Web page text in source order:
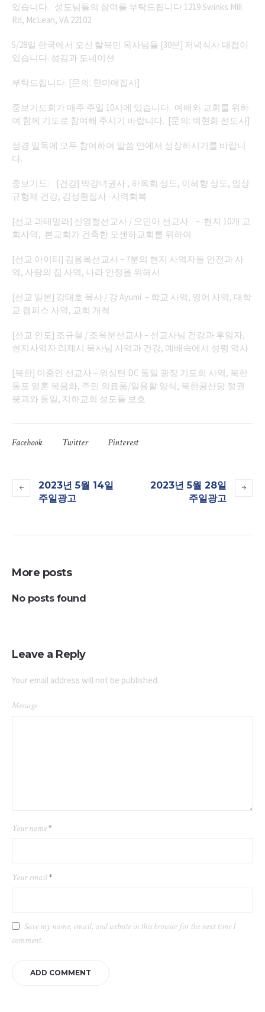
있습니다. 성도님들의 참여를 부탁드립니다.1219 Swinks Mill
Rd, McLean, VA 22102
5/28일 한국에서 오신 탈북민 목사님들 [30분] 저녁식사 대접이
있습니다. 섬김과 도네이션
부탁드립니다. [문의: 한미애집사]
중보기도회가 매주 주일 10시에 있습니다. 예배와 교회를 위하
여 함께 기도로 참여해 주시기 바랍니다. [문의: 백현화 전도사]
성경 일독에 모두 참여하여 말씀 안에서 성장하시기를 바랍니
다.
중보기도: [건강] 박강녀권사 , 하옥희 성도, 이혜향 성도, 임상
규형제 건강, 김성환집사 -시력회복
[선교 과테말라] 신영철선교사 / 오민아 선교사 – 현지 10개 교
회사역, 본교회가 건축한 모센하교회를 위하여
[선교 아이티] 김용옥선교사 – 7분의 현지 사역자들 안전과 사
역, 사랑의 집 사역, 나라 안정을 위해서
[선교 일본] 강태호 목사 / 강 Ayumi – 학교 사역, 영어 사역, 대학
교 캠퍼스 사역, 교회 개척
[선교 인도] 조규철 / 조옥분선교사 – 선교사님 건강과 후임자,
현지사역자 리제시 목사님 사역과 건강, 예배속에서 성령 역사
[북한] 이중인 선교사 – 워싱턴 DC 통일 광장 기도회 사역, 북한
동포 영혼 복음화, 주민 의료품/일용할 양식, 북한공산당 정권
붕괴와 통일, 지하교회 성도들 보호
Facebook Twitter Pinterest
2023년 5월 14일
주일광고
2023년 5월 28일
주일광고
More posts
No posts found
Leave a Reply
Your email address will not be published.
Message
Your name*
Your email*
Save my name, email, and website in this browser for the next time I
comment.